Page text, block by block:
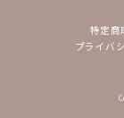
特定商
プライバ